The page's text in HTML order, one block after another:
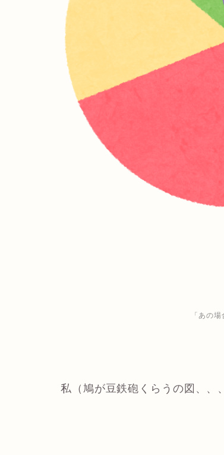
「あの
私（鳩が豆鉄砲くらうの図、、